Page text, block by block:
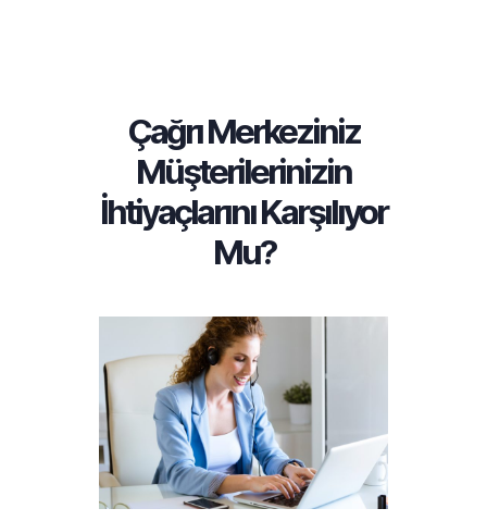
Çağrı Merkeziniz
Müşterilerinizin
İhtiyaçlarını Karşılıyor
Mu?